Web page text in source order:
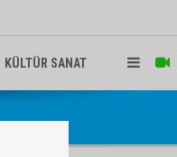
KÜLTÜR SANAT